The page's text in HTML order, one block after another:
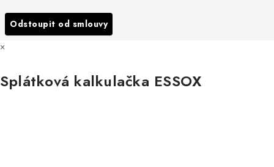
Reklamace
Nákup na splátky ESSOX
Podzimní očista a úklid zahradního nábytku
Odstoupit od smlouvy
×
Splátková kalkulačka ESSOX